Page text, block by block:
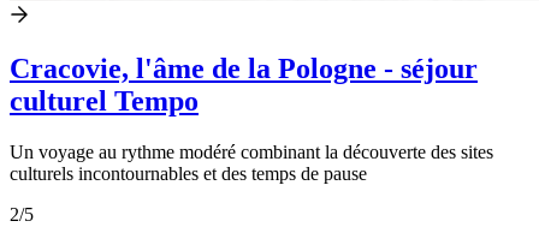
Cracovie, l'âme de la Pologne - séjour
culturel Tempo
Un voyage au rythme modéré combinant la découverte des sites
culturels incontournables et des temps de pause
2/5